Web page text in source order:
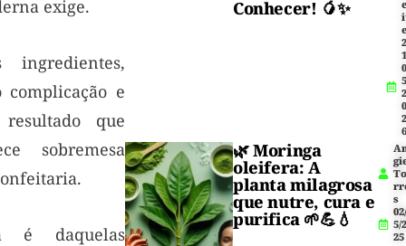
exige.
ingredientes,
complicação e
que
sobremesa
é daquelas
Conhecer! 🥭✨
2
0
2
0
2
6
🌿Moringa
oleifera: A
planta milagrosa
que nutre, cura e
purifica 🌱💪💧
To
s
5/
25